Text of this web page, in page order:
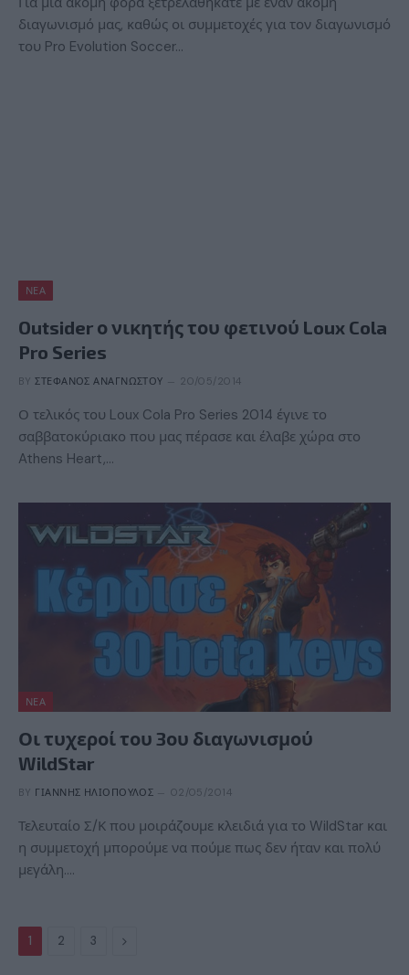
διαγωνισμό μας, καθώς οι συμμετοχές για τον διαγωνισμό
του Pro Evolution Soccer…
ΝΈΑ
Outsider ο νικητής του φετινού Loux Cola
Pro Series
BY ΣΤΈΦΑΝΟΣ ΑΝΑΓΝΏΣΤΟΥ 20/05/2014
Ο τελικός του Loux Cola Pro Series 2014 έγινε το
σαββατοκύριακο που μας πέρασε και έλαβε χώρα στο
Athens Heart,…
ΝΈΑ
Οι τυχεροί του 3ου διαγωνισμού
WildStar
BY ΓΙΆΝΝΗΣ ΗΛΙΌΠΟΥΛΟΣ 02/05/2014
Τελευταίο Σ/Κ που μοιράζουμε κλειδιά για το WildStar και
η συμμετοχή μπορούμε να πούμε πως δεν ήταν και πολύ
μεγάλη.…
1 2 3 Next